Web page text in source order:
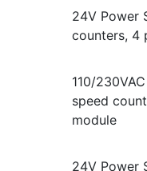
24V Power
counters, 4
110/
speed
module
24V Power